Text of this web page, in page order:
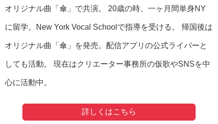
オリジナル曲「傘」で共演。 20歳の時、一ヶ月間単身NY
に留学。New York Vocal Schoolで指導を受ける。 帰国後は
オリジナル曲「傘」を発売。配信アプリの公式ライバーと
しても活動。 現在はクリエーター事務所の仮歌やSNSを中
心に活動中。
詳しくはこちら